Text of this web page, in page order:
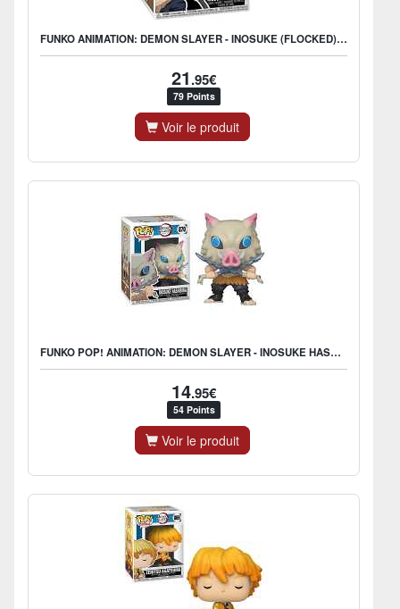
FUNKO ANIMATION: DEMON SLAYER - INOSUKE (FLOCKED) - US EXCLUSIVE
21.95€
79 Points
Voir le produit
FUNKO POP! ANIMATION: DEMON SLAYER - INOSUKE HASHIBIRA
14.95€
54 Points
Voir le produit